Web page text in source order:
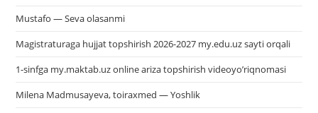
Mustafo — Seva olasanmi
Magistraturaga hujjat topshirish 2026-2027 my.edu.uz sayti orqali
1-sinfga my.maktab.uz online ariza topshirish videoyo’riqnomasi
Milena Madmusayeva, toiraxmed — Yoshlik